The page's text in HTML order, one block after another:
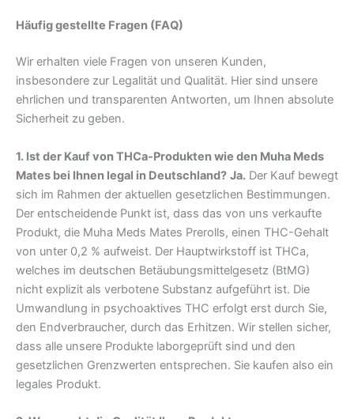
Häufig gestellte Fragen (FAQ)
Wir erhalten viele Fragen von unseren Kunden,
insbesondere zur Legalität und Qualität. Hier sind unsere
ehrlichen und transparenten Antworten, um Ihnen absolute
Sicherheit zu geben.
1. Ist der Kauf von THCa-Produkten wie den Muha Meds
Mates bei Ihnen legal in Deutschland? Ja. Der Kauf bewegt
sich im Rahmen der aktuellen gesetzlichen Bestimmungen.
Der entscheidende Punkt ist, dass das von uns verkaufte
Produkt, die Muha Meds Mates Prerolls, einen THC-Gehalt
von unter 0,2 % aufweist. Der Hauptwirkstoff ist THCa,
welches im deutschen Betäubungsmittelgesetz (BtMG)
nicht explizit als verbotene Substanz aufgeführt ist. Die
Umwandlung in psychoaktives THC erfolgt erst durch Sie,
den Endverbraucher, durch das Erhitzen. Wir stellen sicher,
dass alle unsere Produkte laborgeprüft sind und den
gesetzlichen Grenzwerten entsprechen. Sie kaufen also ein
legales Produkt.